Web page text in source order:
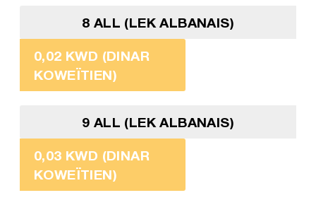
8 ALL (LEK ALBANAIS)
0,02 KWD (DINAR
KOWEÏTIEN)
9 ALL (LEK ALBANAIS)
0,03 KWD (DINAR
KOWEÏTIEN)